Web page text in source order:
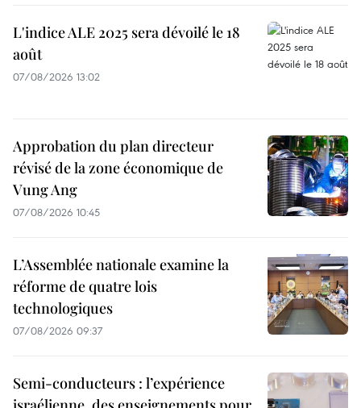
L'indice ALE 2025 sera dévoilé le 18
août
07/08/2026 13:02
Approbation du plan directeur
révisé de la zone économique de
Vung Ang
07/08/2026 10:45
L’Assemblée nationale examine la
réforme de quatre lois
technologiques
07/08/2026 09:37
Semi-conducteurs : l’expérience